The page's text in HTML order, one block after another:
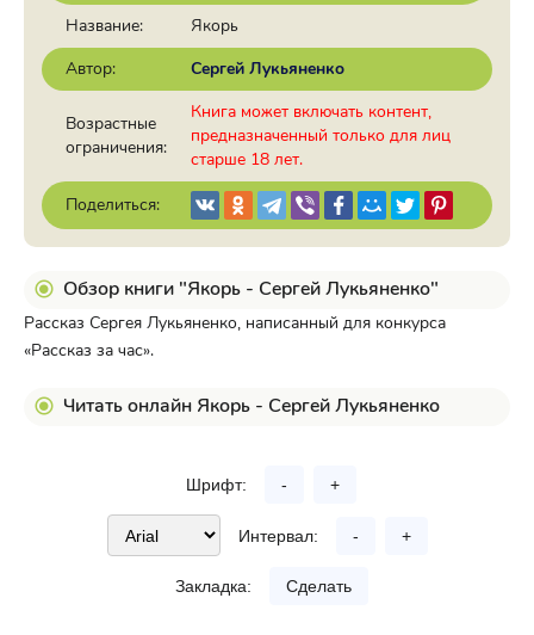
Название:
Якорь
Автор:
Сергей Лукьяненко
Возрастные
ограничения:
Книга может включать контент,
предназначенный только для лиц
старше 18 лет.
Поделиться:
Обзор книги "Якорь - Сергей Лукьяненко"
Рассказ Сергея Лукьяненко, написанный для конкурса
«Рассказ за час».
Читать онлайн Якорь - Сергей Лукьяненко
Шрифт: - +
Интервал: - +
Закладка: Сделать